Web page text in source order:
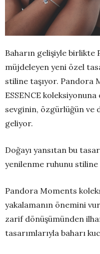
Baharın gelişiyle birlikte
müjdeleyen yeni özel
stiline taşıyor. Pandora
ESSENCE
sevginin, özgürlüğün ve
geliyor.
Doğayı yansıtan bu
yenilenme ruhunu stiline
Pandora Moments
yakalamanın önemini
zarif dönüşümünden
tasarımlarıyla baharı